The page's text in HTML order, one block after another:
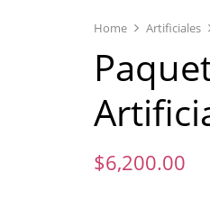
Home Artificiales
$6,200.00